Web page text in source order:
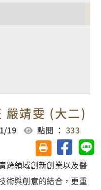
嚴靖雯 (大二)
19 點閱 ：333
友善列印(另開視
分享至
跨領域創新創業以及醫
術與創意的結合，更重